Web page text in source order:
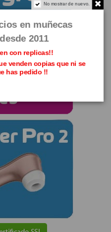
No mostrar de nuevo.
en muñecas
2011
con replicas!!
venden copias que ni se
has pedido !!